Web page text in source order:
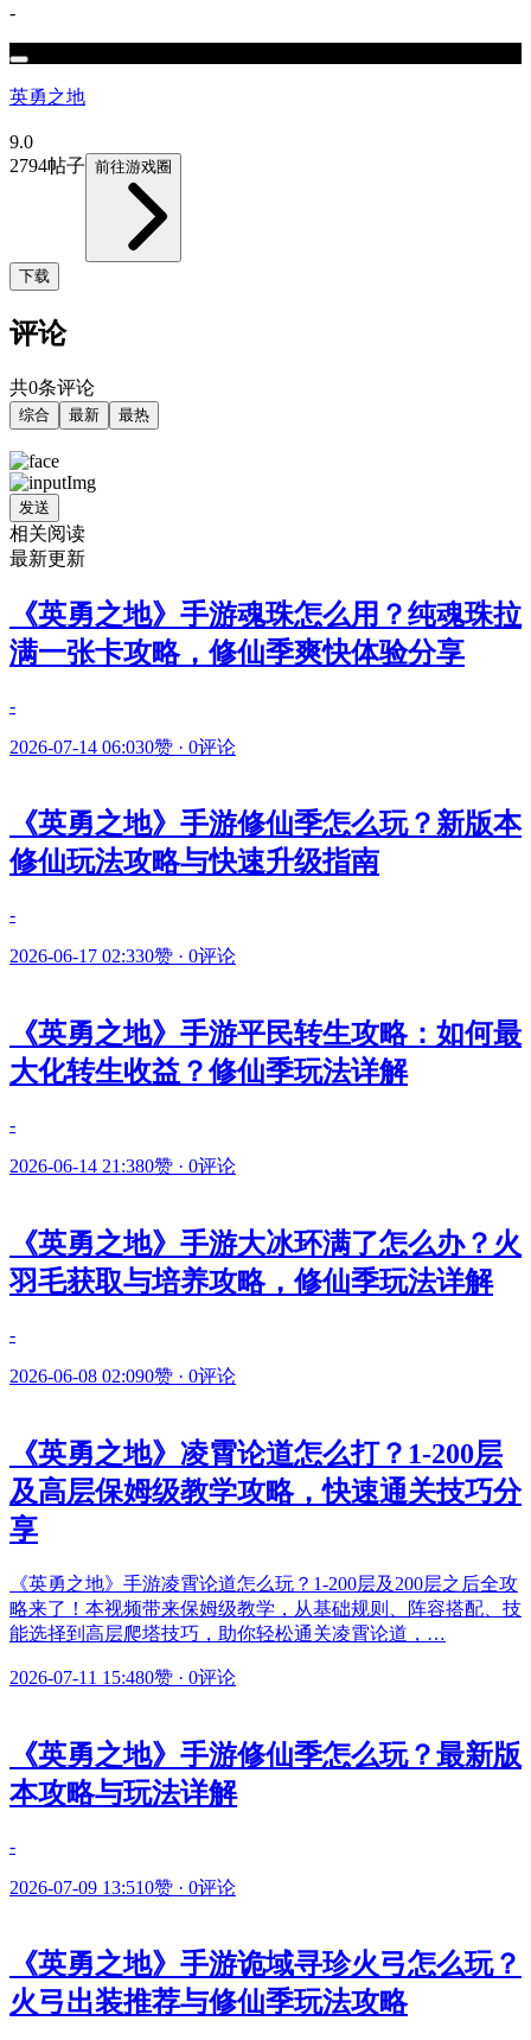
-
英勇之地
9.0
2794帖子 前往游戏圈
下载
评论
共0条评论
综合 最新 最热
发送
相关阅读
最新更新
《英勇之地》手游魂珠怎么用？纯魂珠拉
满一张卡攻略，修仙季爽快体验分享
-
2026-07-14 06:030赞 · 0评论
《英勇之地》手游修仙季怎么玩？新版本
修仙玩法攻略与快速升级指南
-
2026-06-17 02:330赞 · 0评论
《英勇之地》手游平民转生攻略：如何最
大化转生收益？修仙季玩法详解
-
2026-06-14 21:380赞 · 0评论
《英勇之地》手游大冰环满了怎么办？火
羽毛获取与培养攻略，修仙季玩法详解
-
2026-06-08 02:090赞 · 0评论
《英勇之地》凌霄论道怎么打？1-200层
及高层保姆级教学攻略，快速通关技巧分
享
《英勇之地》手游凌霄论道怎么玩？1-200层及200层之后全攻
略来了！本视频带来保姆级教学，从基础规则、阵容搭配、技
能选择到高层爬塔技巧，助你轻松通关凌霄论道，…
2026-07-11 15:480赞 · 0评论
《英勇之地》手游修仙季怎么玩？最新版
本攻略与玩法详解
-
2026-07-09 13:510赞 · 0评论
《英勇之地》手游诡域寻珍火弓怎么玩？
火弓出装推荐与修仙季玩法攻略